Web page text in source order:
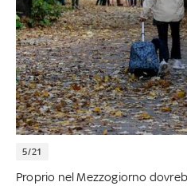
5/21
Proprio nel Mezzogiorno